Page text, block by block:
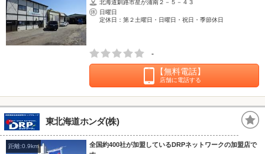
北海道釧路市星が浦南２－５－４３
日曜日
定休日：第２土曜日・日曜日・祝日・季節休日
-
【無料電話】
店舗に電話する
東北海道ホンダ(株)
距離:0.9km
全国約400社が加盟しているDRPネットワークの加盟店で